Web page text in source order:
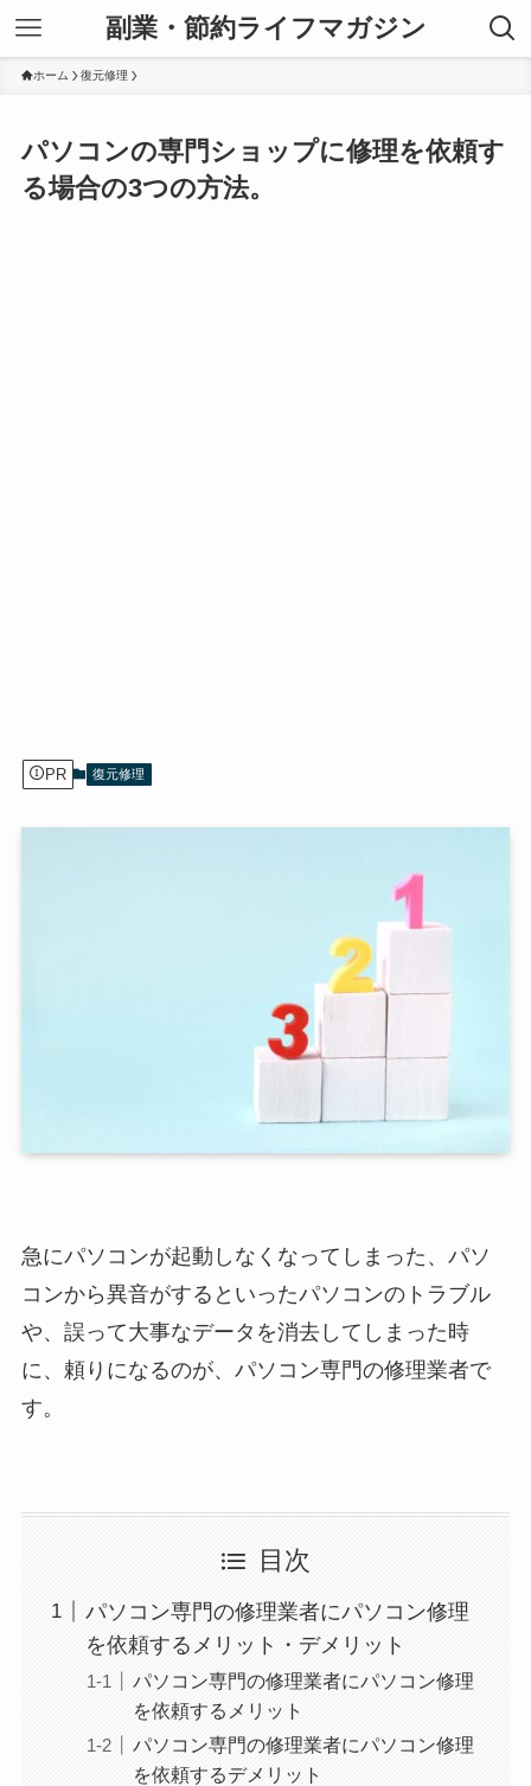
副業・節約ライフマガジン
ホーム 復元修理
パソコンの専門ショップに修理を依頼す
る場合の3つの方法。
PR 復元修理
急にパソコンが起動しなくなってしまった、パソ
コンから異音がするといったパソコンのトラブル
や、誤って大事なデータを消去してしまった時
に、頼りになるのが、パソコン専門の修理業者で
す。
目次
パソコン専門の修理業者にパソコン修理
を依頼するメリット・デメリット
パソコン専門の修理業者にパソコン修理
を依頼するメリット
パソコン専門の修理業者にパソコン修理
を依頼するデメリット